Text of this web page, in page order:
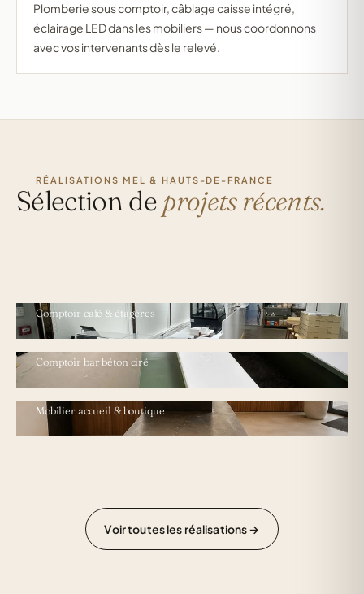
Plomberie sous comptoir, câblage caisse intégré,
éclairage LED dans les mobiliers — nous coordonnons
avec vos intervenants dès le relevé.
RÉALISATIONS MEL & HAUTS-DE-FRANCE
Sélection deprojets récents.
Comptoir café & étagères
Comptoir bar béton ciré
Mobilier accueil & boutique
Voir toutes les réalisations →